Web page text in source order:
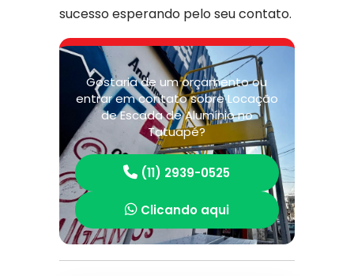
sucesso esperando pelo seu contato.
Gostaria de um orçamento ou
entrar em contato sobre Locação
de Escada de Alumínio no
Tatuapé?
(11) 2939-0525
Clicando aqui